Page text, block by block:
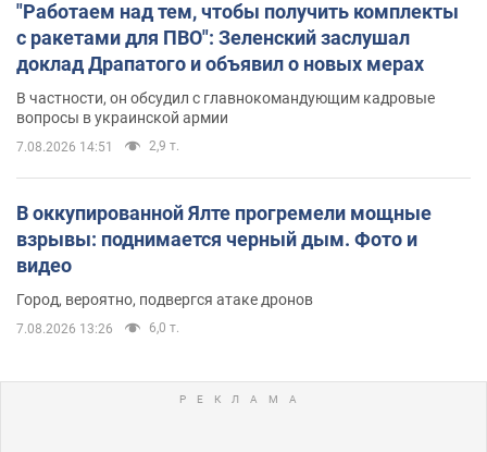
"Работаем над тем, чтобы получить комплекты
с ракетами для ПВО": Зеленский заслушал
доклад Драпатого и объявил о новых мерах
В частности, он обсудил с главнокомандующим кадровые
вопросы в украинской армии
7.08.2026 14:51 2,9 т.
В оккупированной Ялте прогремели мощные
взрывы: поднимается черный дым. Фото и
видео
Город, вероятно, подвергся атаке дронов
7.08.2026 13:26 6,0 т.